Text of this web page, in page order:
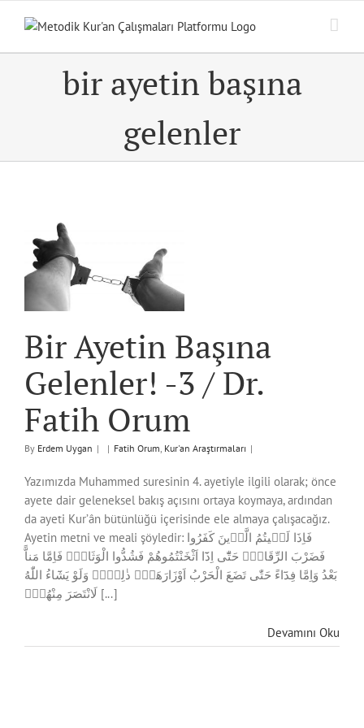
bir ayetin başına
gelenler
Bir Ayetin Başına
Gelenler! -3 / Dr.
Fatih Orum
By Erdem Uygan | | Fatih Orum, Kur'an Araştırmaları |
Yazımızda Muhammed suresinin 4. ayetiyle ilgili olarak; önce
ayete dair geleneksel bakış açısını ortaya koymaya, ardından
da ayeti Kur’ân bütünlüğü içerisinde ele almaya çalışacağız.
Ayetin metni ve meali şöyledir: فَاِذَا لَق۪يتُمُ الَّذ۪ينَ كَفَرُوا
فَضَرْبَ الرِّقَابِۜ حَتّٰٓى اِذَٓا اَثْخَنْتُمُوهُمْ فَشُدُّوا الْوَثَاقَۙ فَاِمَّا مَناًّ
بَعْدُ وَاِمَّا فِدَٓاءً حَتّٰى تَضَعَ الْحَرْبُ اَوْزَارَهَاۚۛ ذٰلِكَۜۛ وَلَوْ يَشَٓاءُ اللّٰهُ
لَانْتَصَرَ مِنْهُمْۙ [...]
Devamını Oku